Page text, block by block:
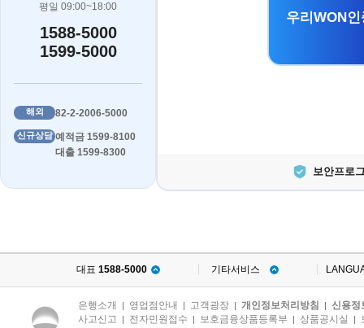
평일 09:00~18:00
1588-5000
1599-5000
해외 82-2-2006-5000
신규상담 예적금 1599-8100
대출 1599-8300
우리WON
보안프로
대표 1588-5000 기타서비스
은행소개 | 영업점안내 | 고객광장 | 개인정보처리방침 | 신용정
사고신고 | 전자민원접수 | 보호금융상품등록부 | 상품공시실 |